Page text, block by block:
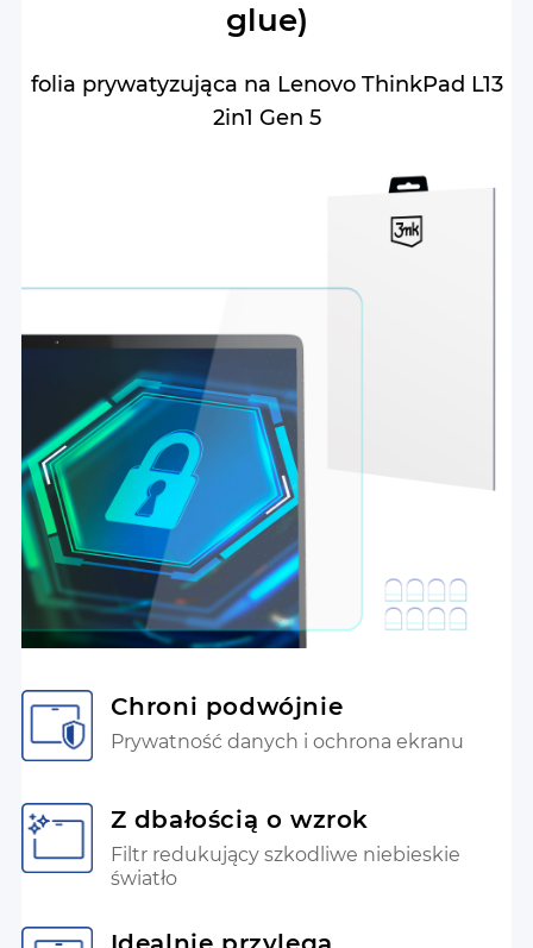
glue)
folia prywatyzująca na Lenovo ThinkPad L13
2in1 Gen 5
Chroni podwójnie
Prywatność danych i ochrona ekranu
Z dbałością o wzrok
Filtr redukujący szkodliwe niebieskie
światło